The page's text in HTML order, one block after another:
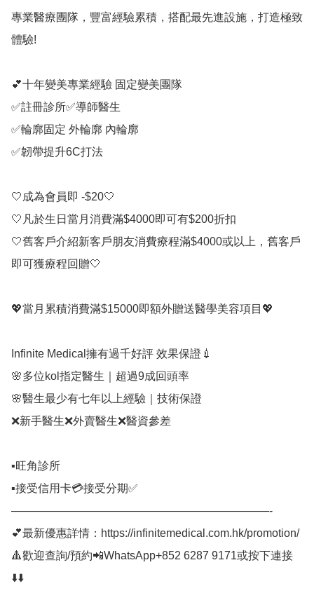
專業醫療團隊，豐富經驗累積，搭配最先進設施，打造極致
體驗!
💕十年變美專業經驗 固定變美團隊
✅註冊診所✅導師醫生
✅輪廓固定 外輪廓 內輪廓
✅韌帶提升6C打法
🤍成為會員即 -$20🤍
🤍凡於生日當月消費滿$4000即可有$200折扣
🤍舊客戶介紹新客戶朋友消費療程滿$4000或以上，舊客戶
即可獲療程回贈🤍
💖當月累積消費滿$15000即額外贈送醫學美容項目💖
Infinite Medical擁有過千好評 效果保證💉⠀
🌸多位kol指定醫生｜超過9成回頭率
🌸醫生最少有七年以上經驗｜技術保證
❌新手醫生❌外賣醫生❌醫資參差
▪️旺角診所
▪️接受信用卡💳接受分期✅⠀
———————————————————————-⠀
💕最新優惠詳情：https://infinitemedical.com.hk/promotion/
🔺歡迎查詢/預約📲WhatsApp+852 6287 9171或按下連接
⬇️⬇️